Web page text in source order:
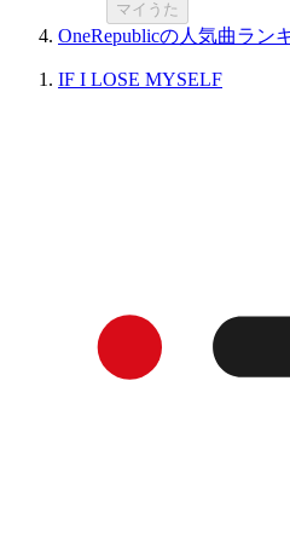
マイうた
OneRepublicの人気曲ラン
IF I LOSE MYSELF